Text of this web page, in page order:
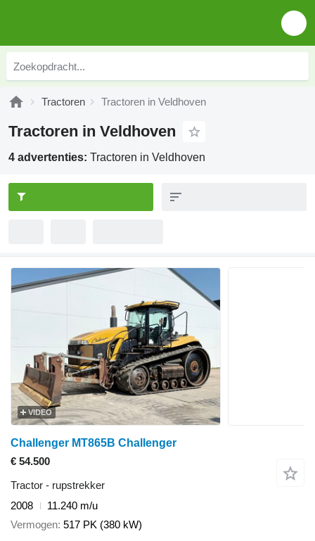
Tractoren Tractoren in Veldhoven
Tractoren in Veldhoven
4 advertenties: Tractoren in Veldhoven
VIDEO
Challenger MT865B Challenger
€ 54.500
Tractor - rupstrekker
2008
11.240 m/u
Vermogen 517 PK (380 kW)